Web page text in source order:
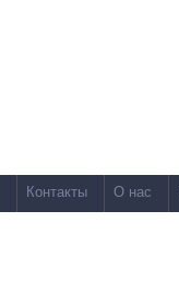
Контакты О нас